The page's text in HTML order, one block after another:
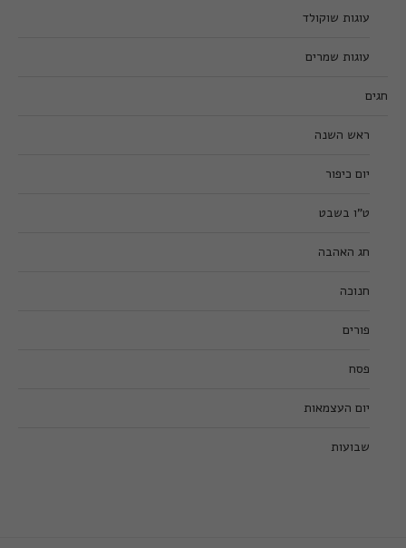
עוגות שוקולד
עוגות שמרים
חגים
ראש השנה
יום כיפור
ט”ו בשבט
חג האהבה
חנוכה
פורים
פסח
יום העצמאות
שבועות